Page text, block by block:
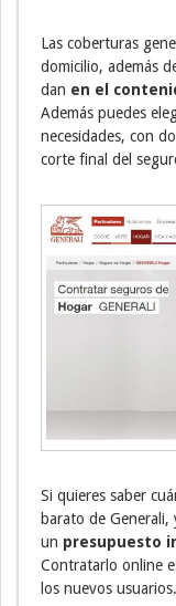
Las coberturas
domicilio, además
dan en el
Además puedes
necesidades, con
corte final del
Si quieres saber
barato de
un presupuesto
Contratarlo online
los nuevos